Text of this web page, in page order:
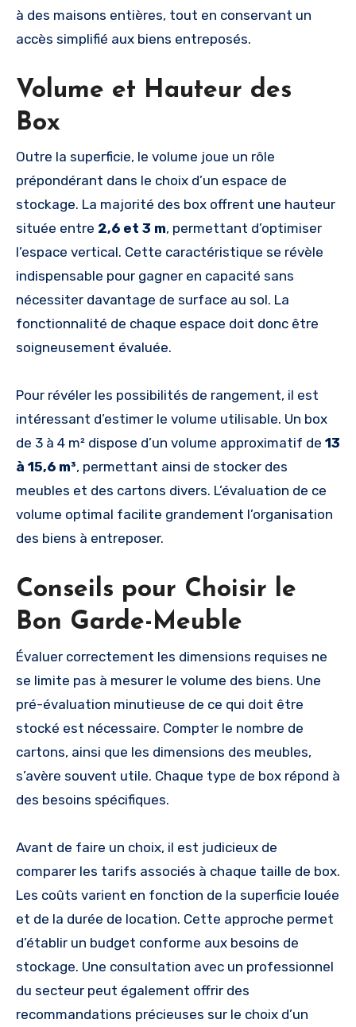
à des maisons entières, tout en conservant un
accès simplifié aux biens entreposés.
Volume et Hauteur des
Box
Outre la superficie, le volume joue un rôle
prépondérant dans le choix d’un espace de
stockage. La majorité des box offrent une hauteur
située entre 2,6 et 3 m, permettant d’optimiser
l’espace vertical. Cette caractéristique se révèle
indispensable pour gagner en capacité sans
nécessiter davantage de surface au sol. La
fonctionnalité de chaque espace doit donc être
soigneusement évaluée.
Pour révéler les possibilités de rangement, il est
intéressant d’estimer le volume utilisable. Un box
de 3 à 4 m² dispose d’un volume approximatif de 13
à 15,6 m³, permettant ainsi de stocker des
meubles et des cartons divers. L’évaluation de ce
volume optimal facilite grandement l’organisation
des biens à entreposer.
Conseils pour Choisir le
Bon Garde-Meuble
Évaluer correctement les dimensions requises ne
se limite pas à mesurer le volume des biens. Une
pré-évaluation minutieuse de ce qui doit être
stocké est nécessaire. Compter le nombre de
cartons, ainsi que les dimensions des meubles,
s’avère souvent utile. Chaque type de box répond à
des besoins spécifiques.
Avant de faire un choix, il est judicieux de
comparer les tarifs associés à chaque taille de box.
Les coûts varient en fonction de la superficie louée
et de la durée de location. Cette approche permet
d’établir un budget conforme aux besoins de
stockage. Une consultation avec un professionnel
du secteur peut également offrir des
recommandations précieuses sur le choix d’un